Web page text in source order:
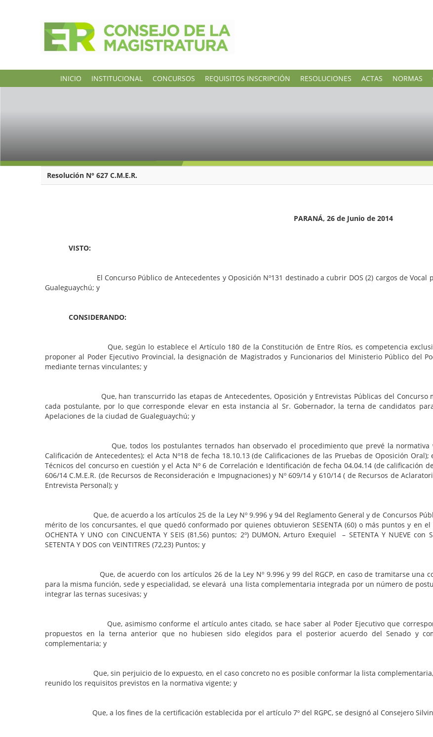
INICIO INSTITUCIONAL CONCURSOS REQUISITOS INSCRIPCIÓN RESOLUCIONES ACTAS NORMAS
Resolución N° 627 C.M.E.R.
PARANÁ, 26 de Junio de 2014
VISTO:
El Concurso Público de Antecedentes y Oposición Nº131 destinado a cubrir DOS (2) cargos de Vocal
Gualeguaychú; y
CONSIDERANDO:
Que, según lo establece el Artículo 180 de la Constitución de Entre Ríos, es competencia exclusiva y
proponer al Poder Ejecutivo Provincial, la designación de Magistrados y Funcionarios del Ministerio Público del
mediante ternas vinculantes; y
Que, han transcurrido las etapas de Antecedentes, Oposición y Entrevistas Públicas del Concurso
cada postulante, por lo que corresponde elevar en esta instancia al Sr. Gobernador, la terna de candidatos
Apelaciones de la ciudad de Gualeguaychú; y
Que, todos los postulantes ternados han observado el procedimiento que prevé la normativa
Calificación de Antecedentes); el Acta Nº18 de fecha 18.10.13 (de Calificaciones de las Pruebas de Oposición
Técnicos del concurso en cuestión y el Acta Nº 6 de Correlación e Identificación de fecha 04.04.14 (de calificación
606/14 C.M.E.R. (de Recursos de Reconsideración e Impugnaciones) y Nº 609/14 y 610/14 ( de Recursos de
Entrevista Personal); y
Que, de acuerdo a los artículos 25 de la Ley Nº 9.996 y 94 del Reglamento General y de Concursos
mérito de los concursantes, el que quedó conformado por quienes obtuvieron SESENTA (60) o más puntos y en
OCHENTA Y UNO con CINCUENTA Y SEIS (81,56) puntos; 2º) DUMON, Arturo Exequiel – SETENTA Y NUEVE con
SETENTA Y DOS con VEINTITRES (72,23) Puntos; y
Que, de acuerdo con los artículos 26 de la Ley Nº 9.996 y 99 del RGCP, en caso de tramitarse una
para la misma función, sede y especialidad, se elevará una lista complementaria integrada por un número de
integrar las ternas sucesivas; y
Que, asimismo conforme el artículo antes citado, se hace saber al Poder Ejecutivo que
propuestos en la terna anterior que no hubiesen sido elegidos para el posterior acuerdo del Senado y
complementaria; y
Que, sin perjuicio de lo expuesto, en el caso concreto no es posible conformar la lista complementaria,
reunido los requisitos previstos en la normativa vigente; y
Que, a los fines de la certificación establecida por el artículo 7º del RGPC, se designó al Consejero Silvina